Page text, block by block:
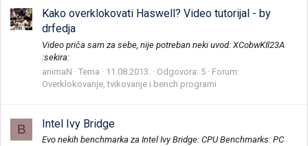
Kako overklokovati Haswell? Video tutorijal - by
drfedja
Video priča sam za sebe, nije potreban neki uvod: XCobwKIl23A
:sekira:
animaN
Tema 11.08.2013. Odgovora: 5
Forum:
Overklokovanje, tvikovanje i bench programi
B Intel Ivy Bridge
Evo nekih benchmarka za Intel Ivy Bridge: CPU Benchmarks: PC